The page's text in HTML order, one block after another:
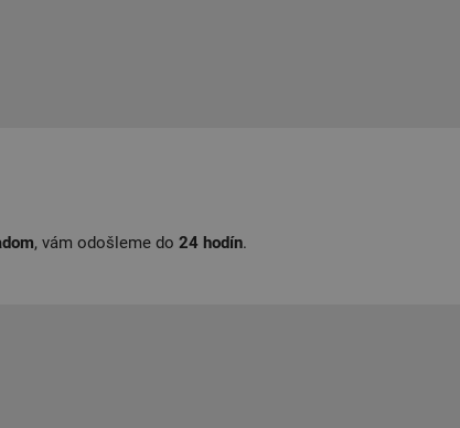
, vám odošleme do 24 hodín.